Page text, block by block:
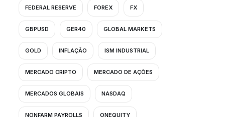
FEDERAL RESERVE FOREX FX
GBPUSD GER40 GLOBAL MARKETS
GOLD INFLAÇÃO ISM INDUSTRIAL
MERCADO CRIPTO MERCADO DE AÇÕES
MERCADOS GLOBAIS NASDAQ
NONFARM PAYROLLS ONEQUITY